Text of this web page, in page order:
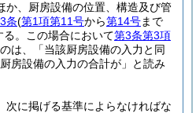
か、厨房設備の位置、構造及び管
条(第1項第11号から第14号まで
。 この場合において第3条第3項
は、「当該厨房設備の入力と同
房設備の入力の合計が」と読み
次に掲げる基準によらなければな